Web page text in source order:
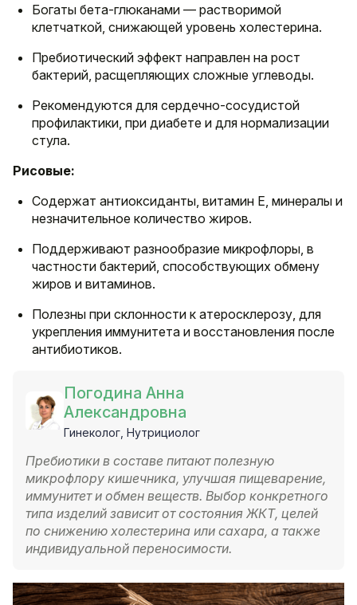
Богаты бета-глюканами — растворимой
клетчаткой, снижающей уровень холестерина.
Пребиотический эффект направлен на рост
бактерий, расщепляющих сложные углеводы.
Рекомендуются для сердечно-сосудистой
профилактики, при диабете и для нормализации
стула.
Рисовые:
Содержат антиоксиданты, витамин E, минералы и
незначительное количество жиров.
Поддерживают разнообразие микрофлоры, в
частности бактерий, способствующих обмену
жиров и витаминов.
Полезны при склонности к атеросклерозу, для
укрепления иммунитета и восстановления после
антибиотиков.
Погодина Анна
Александровна
Гинеколог, Нутрициолог
Пребиотики в составе питают полезную
микрофлору кишечника, улучшая пищеварение,
иммунитет и обмен веществ. Выбор конкретного
типа изделий зависит от состояния ЖКТ, целей
по снижению холестерина или сахара, а также
индивидуальной переносимости.